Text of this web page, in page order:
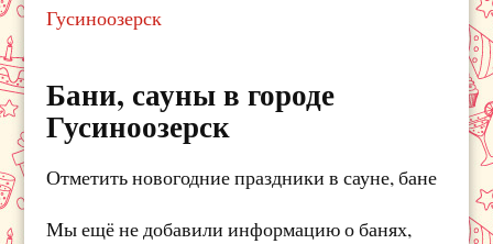
Гусиноозерск
Бани, сауны в городе
Гусиноозерск
Отметить новогодние праздники в сауне, бане
Мы ещё не добавили информацию о банях,